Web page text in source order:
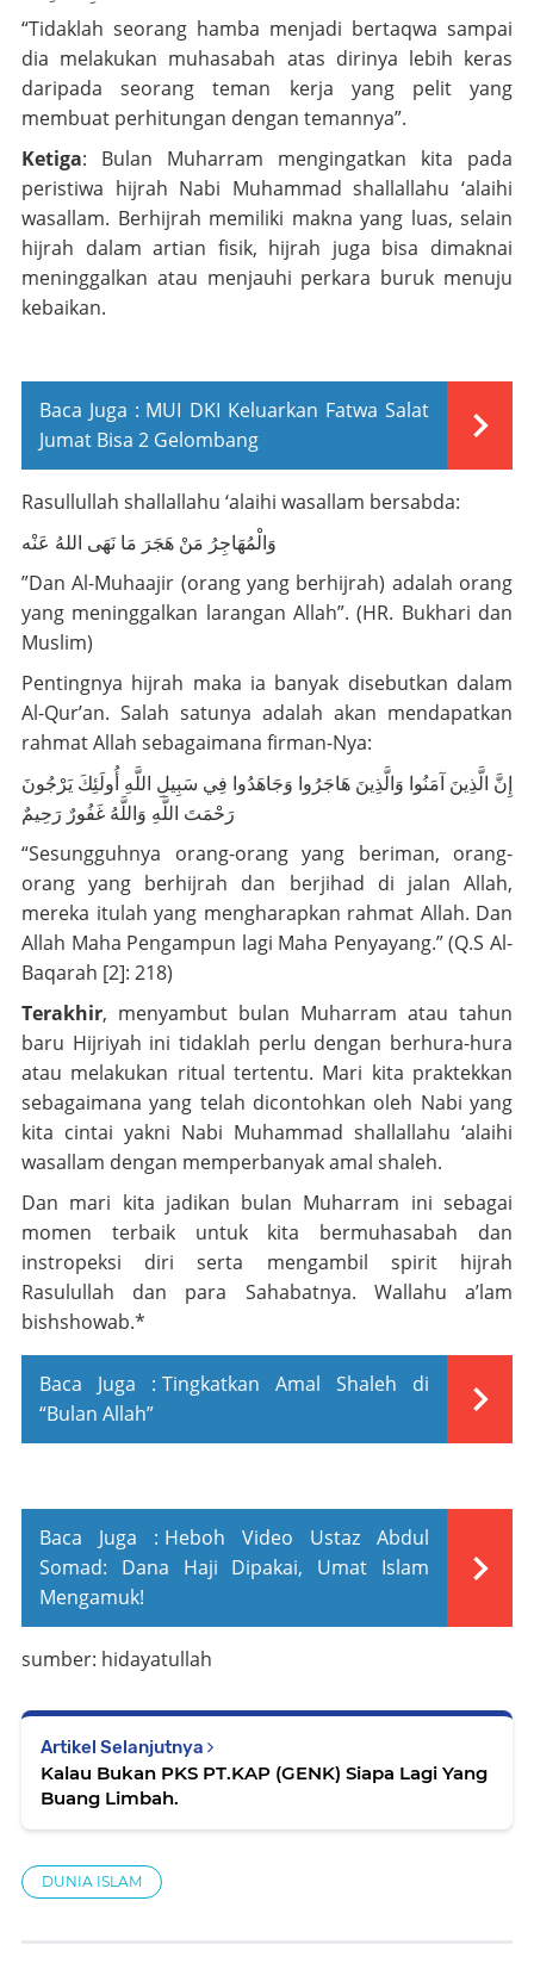
“Tidaklah seorang hamba menjadi bertaqwa sampai
dia melakukan muhasabah atas dirinya lebih keras
daripada seorang teman kerja yang pelit yang
membuat perhitungan dengan temannya”.
Ketiga: Bulan Muharram mengingatkan kita pada
peristiwa hijrah Nabi Muhammadshallallahu ‘alaihi
wasallam. Berhijrah memiliki makna yang luas, selain
hijrah dalam artian fisik, hijrah juga bisa dimaknai
meninggalkan atau menjauhi perkara buruk menuju
kebaikan.
Baca Juga : MUI DKI Keluarkan Fatwa Salat
Jumat Bisa 2 Gelombang
Rasullullah shallallahu ‘alaihi wasallam bersabda:
ﻭَﺍﻟْﻤُﻬَﺎﺟِﺮُ ﻣَﻦْ ﻫَﺠَﺮَ ﻣَﺎ ﻧَﻬَﻰ ﺍﻟﻠﻪُ ﻋَﻨْﻪ
”DanAl-Muhaajir (orang yang berhijrah) adalah orang
yang meninggalkan larangan Allah”. (HR. Bukhari dan
Muslim)
Pentingnya hijrah maka ia banyak disebutkan dalam
Al-Qur’an. Salah satunya adalah akan mendapatkan
rahmat Allah sebagaimana firman-Nya:
إِنَّ الَّذِينَ آمَنُوا وَالَّذِينَ هَاجَرُوا وَجَاهَدُوا فِي سَبِيلِ اللَّهِ أُولَئِكَ يَرْجُونَ
رَحْمَتَ اللَّهِ وَاللَّهُ غَفُورٌ رَحِيمٌ
“Sesungguhnya orang-orang yang beriman, orang-
orang yang berhijrah dan berjihad di jalan Allah,
mereka itulah yang mengharapkan rahmat Allah. Dan
Allah Maha Pengampun lagi Maha Penyayang.” (Q.S Al-
Baqarah [2]: 218)
Terakhir, menyambut bulan Muharram atau tahun
baru Hijriyah ini tidaklah perlu dengan berhura-hura
atau melakukan ritual tertentu. Mari kita praktekkan
sebagaimana yang telah dicontohkan oleh Nabi yang
kita cintai yakni Nabi Muhammad shallallahu ‘alaihi
wasallam dengan memperbanyak amal shaleh.
Dan mari kita jadikan bulan Muharram ini sebagai
momen terbaik untuk kita bermuhasabah dan
instropeksi diri serta mengambil spirit hijrah
Rasulullah dan para Sahabatnya. Wallahu a’lam
bishshowab.*
Baca Juga : Tingkatkan Amal Shaleh di
“Bulan Allah”
Baca Juga : Heboh Video Ustaz Abdul
Somad: Dana Haji Dipakai, Umat Islam
Mengamuk!
sumber: hidayatullah
Artikel Selanjutnya
Kalau Bukan PKS PT.KAP (GENK) Siapa Lagi Yang
Buang Limbah.
DUNIA ISLAM